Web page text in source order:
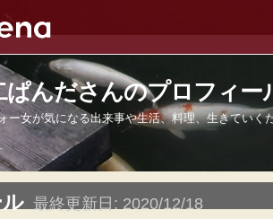
ぱんださんのプロフィー
ー女が気になる出来事や生活、料理、生きていく
最終更新日: 2020/12/18